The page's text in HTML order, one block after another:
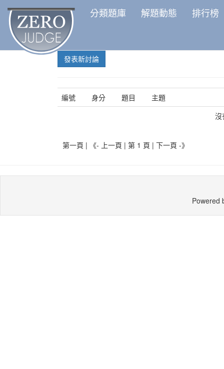
分類題庫 解題動態 排行榜
發表新討論
編號 身分 題目
主題
沒
第一頁 | 《- 上一頁 | 第 1 頁 | 下一頁 -》
Powered